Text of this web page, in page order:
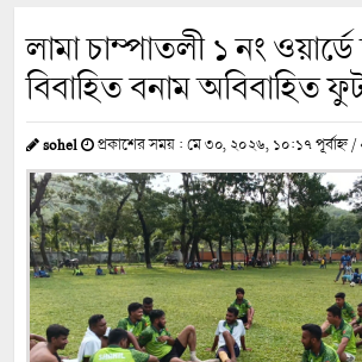
লামা চাম্পাতলী ১ নং
বিবাহিত বনাম অবিবাহিত
sohel প্রকাশের সময় : মে ৩০, ২০২৬, ১০:১৭ পূর্বাহ্ন /